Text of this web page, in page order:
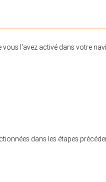
l'avez activé dans votre
dans les étapes